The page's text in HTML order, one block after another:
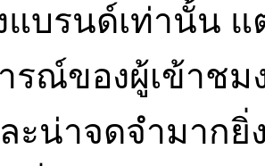
แบรนด์เท่านั้น แ
รณ์ของผู้เข้าช
ะน่าจดจำมากยิ่